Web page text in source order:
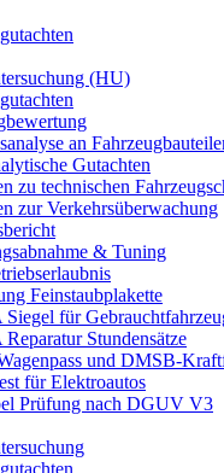
(HU)
an
Gutachten
zu technischen
zur Verkehrsüberwachung
& Tuning
Feinstaubplakette
für
Stundensätze
und DMSB-
für Elektroautos
Prüfung nach DGUV V3